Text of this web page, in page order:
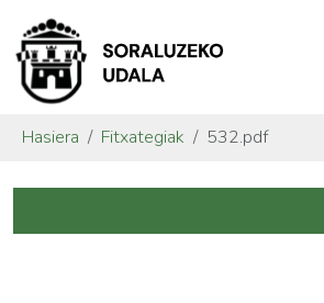
Hasiera Fitxategiak 532.pdf